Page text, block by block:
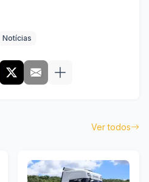
Notícias
Ver todos